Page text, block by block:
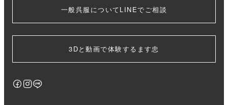
一般呉服についてLINEでご相談
3Dと動画で体験するます忠